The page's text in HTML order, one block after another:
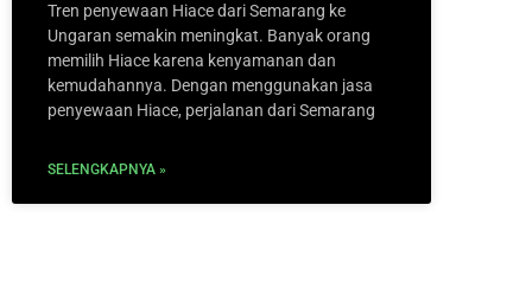
Tren penyewaan Hiace dari Semarang ke
Ungaran semakin meningkat. Banyak orang
memilih Hiace karena kenyamanan dan
kemudahannya. Dengan menggunakan jasa
penyewaan Hiace, perjalanan dari Semarang
SELENGKAPNYA »